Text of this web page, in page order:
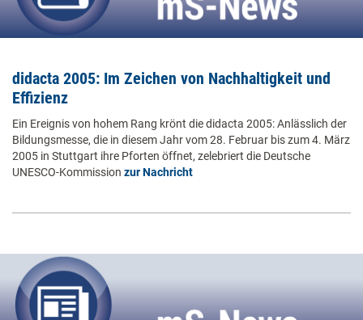
didacta 2005: Im Zeichen von Nachhaltigkeit und
Effizienz
Ein Ereignis von hohem Rang krönt die didacta 2005: Anlässlich der
Bildungsmesse, die in diesem Jahr vom 28. Februar bis zum 4. März
2005 in Stuttgart ihre Pforten öffnet, zelebriert die Deutsche
UNESCO-Kommission zur Nachricht